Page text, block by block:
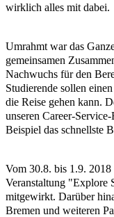
wirklich alles mit dabei.
Umrahmt war das
gemeinsamen
Nachwuchs für den
Studierende sollen
die Reise gehen kann.
unseren Career-
Beispiel das schnellste
Vom 30.8. bis 1.9.
Veranstaltung "Explore
mitgewirkt. Darüber
Bremen und weiteren